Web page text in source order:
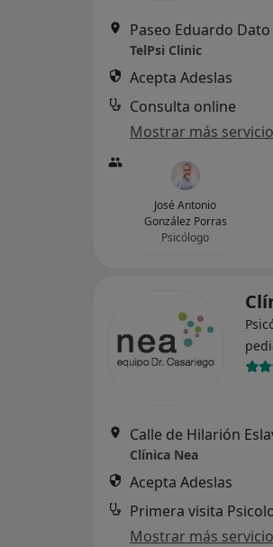
Paseo Eduardo
TelPsi Clinic
Acepta Adeslas
Consulta online
Mostrar más
José Antonio
González Porras
Psicólogo
Clínica Nea
Acepta Adeslas
Primera visita
Mostrar más